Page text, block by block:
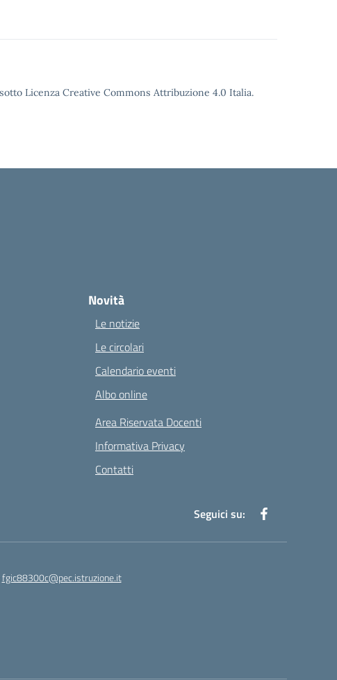
Licenza Creative Commons Attribuzione 4.0 Italia.
Novità
Le notizie
Le circolari
Calendario eventi
Albo online
Area Riservata Docenti
Informativa Privacy
Contatti
Seguici su:
fgic88300c@pec.istruzione.it